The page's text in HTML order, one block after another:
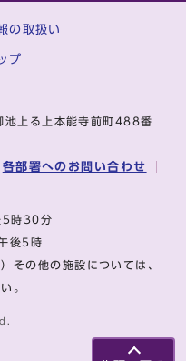
の取扱い
プ
上る上本能寺前町488番
各部署へのお問い合わせ
5時30分
午後5時
その他の施設については、
。